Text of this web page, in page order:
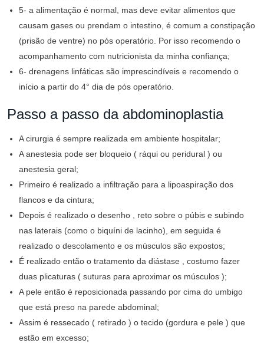
5- a alimentação é normal, mas deve evitar alimentos que
causam gases ou prendam o intestino, é comum a constipação
(prisão de ventre) no pós operatório. Por isso recomendo o
acompanhamento com nutricionista da minha confiança;
6- drenagens linfáticas são imprescindíveis e recomendo o
início a partir do 4° dia de pós operatório.
Passo a passo da abdominoplastia
A cirurgia é sempre realizada em ambiente hospitalar;
A anestesia pode ser bloqueio ( ráqui ou peridural ) ou
anestesia geral;
Primeiro é realizado a infiltração para a lipoaspiração dos
flancos e da cintura;
Depois é realizado o desenho , reto sobre o púbis e subindo
nas laterais (como o biquíni de lacinho), em seguida é
realizado o descolamento e os músculos são expostos;
É realizado então o tratamento da diástase , costumo fazer
duas plicaturas ( suturas para aproximar os músculos );
A pele então é reposicionada passando por cima do umbigo
que está preso na parede abdominal;
Assim é ressecado ( retirado ) o tecido (gordura e pele ) que
estão em excesso;